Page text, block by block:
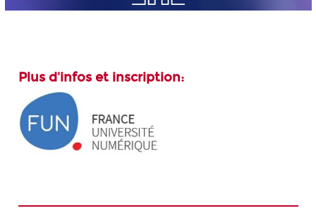
Plus d'infos et inscription: